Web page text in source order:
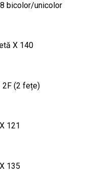
bicolor/unicolor
X 140
2F (2 fețe)
121
135